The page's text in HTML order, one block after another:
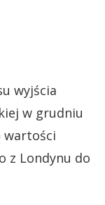
wyjścia
w grudniu
wartości
z Londynu do